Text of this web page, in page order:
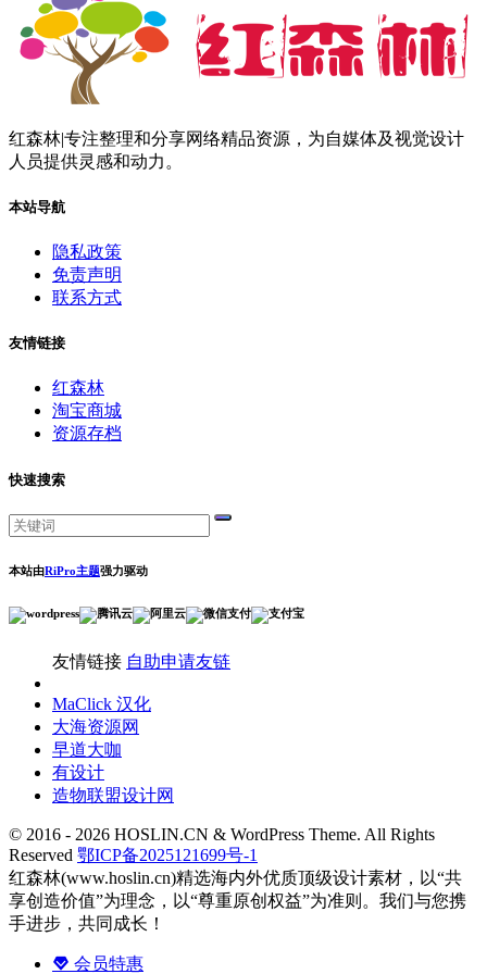
红森林|专注整理和分享网络精品资源，为自媒体及视觉设计
人员提供灵感和动力。
本站导航
隐私政策
免责声明
联系方式
友情链接
红森林
淘宝商城
资源存档
快速搜索
本站由RiPro主题强力驱动
友情链接 自助申请友链
MaClick 汉化
大海资源网
早道大咖
有设计
造物联盟设计网
© 2016 - 2026 HOSLIN.CN & WordPress Theme. All Rights
Reserved 鄂ICP备2025121699号-1
红森林(www.hoslin.cn)精选海内外优质顶级设计素材，以“共
享创造价值”为理念，以“尊重原创权益”为准则。我们与您携
手进步，共同成长！
会员特惠